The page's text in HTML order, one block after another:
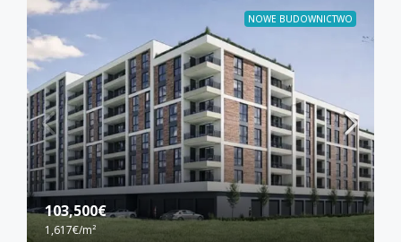
NOWE BUDOWNICTWO
103,500€
1,617€/m²